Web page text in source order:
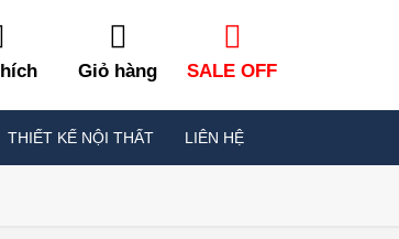
Giỏ hàng SALE OFF
THIẾT KẾ NỘI THẤT LIÊN HỆ